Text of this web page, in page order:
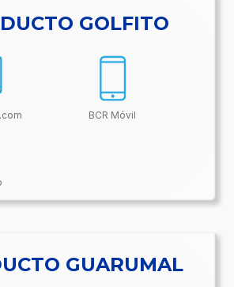
Conectividades/Acueductos
GOLFITO
BCR Móvil
Conectividades/Acueductos
GUARUMAL